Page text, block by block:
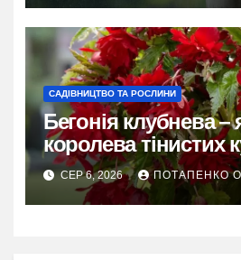
САДІВНИЦТВО ТА РОСЛИНИ
Бегонія клубнева –
королева тінистих
СЕР 6, 2026 ПОТАПЕНКО